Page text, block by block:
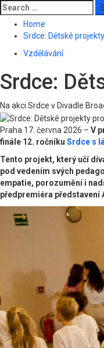
Search
for:
Home
Srdce: Dětské
Vzdělávání
Srdce:
Na akci Srdce v Divadle
Praha 17. června 2026 – V
finále 12. ročníku Srdce s
Tento projekt, který učí
pod vedením svých
empatie, porozumění i
předpremiéra představení